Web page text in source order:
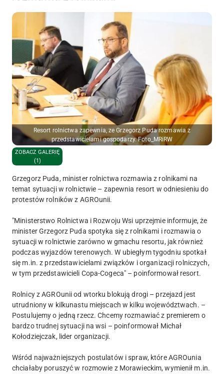
Resort rolnictwa zapewnia, ze Grzegorz Puda rozmawia z
przedstawicielami gospodarzy. Foto_MRiRW
ZOBACZ GALERIĘ
(1)
Grzegorz Puda, minister rolnictwa rozmawia z rolnikami na
temat sytuacji w rolnictwie – zapewnia resort w odniesieniu do
protestów rolników z AGROunii.
"Ministerstwo Rolnictwa i Rozwoju Wsi uprzejmie informuje, że
minister Grzegorz Puda spotyka się z rolnikami i rozmawia o
sytuacji w rolnictwie zarówno w gmachu resortu, jak również
podczas wyjazdów terenowych. W ubiegłym tygodniu spotkał
się m.in. z przedstawicielami związków i organizacji rolniczych,
w tym przedstawicieli Copa-Cogeca" – poinformował resort.
Rolnicy z AGROunii od wtorku blokują drogi – przejazd jest
utrudniony w kilkunastu miejscach w kilku województwach. –
Postulujemy o jedną rzecz. Chcemy rozmawiać z premierem o
bardzo trudnej sytuacji na wsi – poinformował Michał
Kołodziejczak, lider organizacji.
Wśród najważniejszych postulatów i spraw, które AGROunia
chciałaby poruszyć w rozmowie z Morawieckim, wymienił m.in.